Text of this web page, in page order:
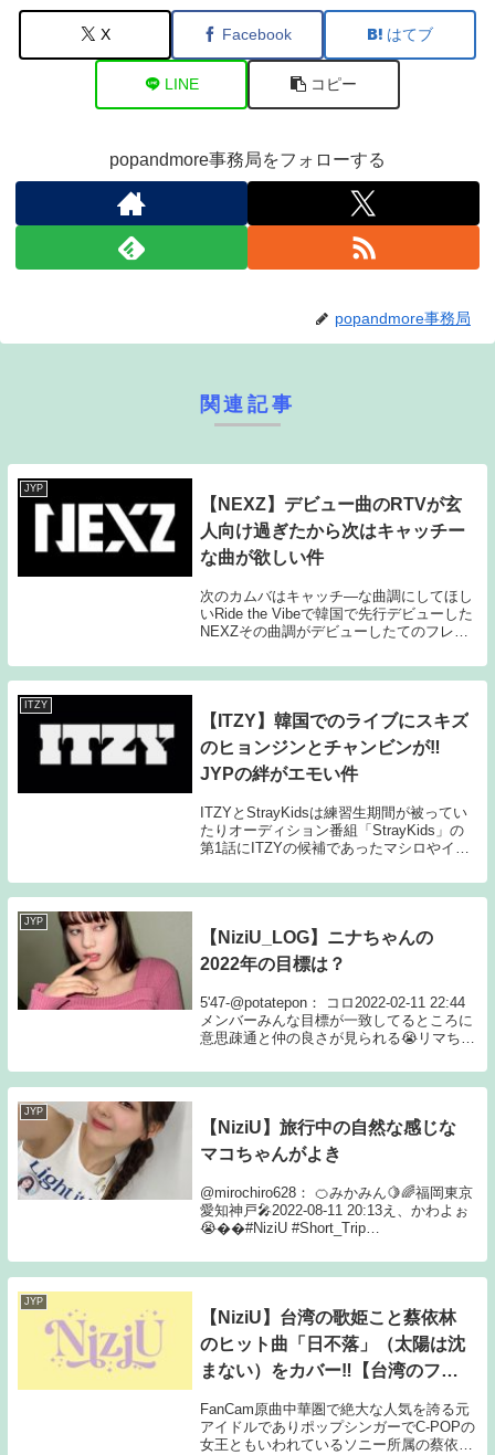
X Facebook はてブ
LINE コピー
popandmore事務局をフォローする
popandmore事務局
関連記事
JYP
【NEXZ】デビュー曲のRTVが玄
人向け過ぎたから次はキャッチー
な曲が欲しい件
次のカムバはキャッチ―な曲調にしてほし
いRide the Vibeで韓国で先行デビューした
NEXZその曲調がデビューしたてのフレッ
うとデビューしてから5作目に出そうよう
な玄人向け過ぎたためサブスクなども...
ITZY
【ITZY】韓国でのライブにスキズ
のヒョンジンとチャンビンが‼
JYPの絆がエモい件
ITZYとStrayKidsは練習生期間が被ってい
たりオーディション番組「StrayKids」の
第1話にITZYの候補であったマシロやイェ
いことで知られている2組2024年2月25日に
ソウルで開かれたラ...
JYP
【NiziU_LOG】ニナちゃんの
2022年の目標は？
5'47-@potatepon： コロ2022-02-11 22:44
メンバーみんな目標が一致してるところに
意思疎通と仲の良さが見られる😭リマちゃ
くちゃ努力家よね😭ニナちゃんがデビュー
してから一番変わっ...
JYP
【NiziU】旅行中の自然な感じな
マコちゃんがよき
@mirochiro628： 🍊みかみん🍋🌈福岡東京
愛知神戸🎤2022-08-11 20:13え、かわよぉ
😭��#NiziU #Short_Trip
リツイ お気に@...
JYP
【NiziU】台湾の歌姫こと蔡依林
のヒット曲「日不落」（太陽は沈
まない）をカバー‼【台湾のファ
FanCam原曲中華圏で絶大な人気を誇る元
アイドルでありポップシンガーでC-POPの
女王ともいわれているソニー所属の蔡依林